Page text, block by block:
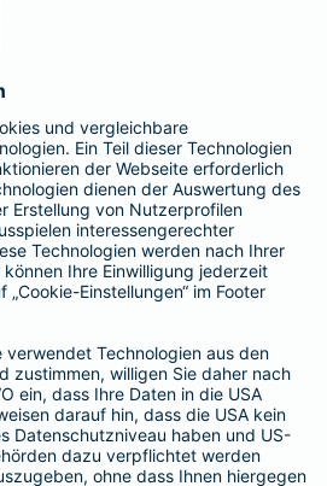
Teil der BarmeniaGothaer
SEITEN
Zusatzversicherung
Adresse ändern
melden